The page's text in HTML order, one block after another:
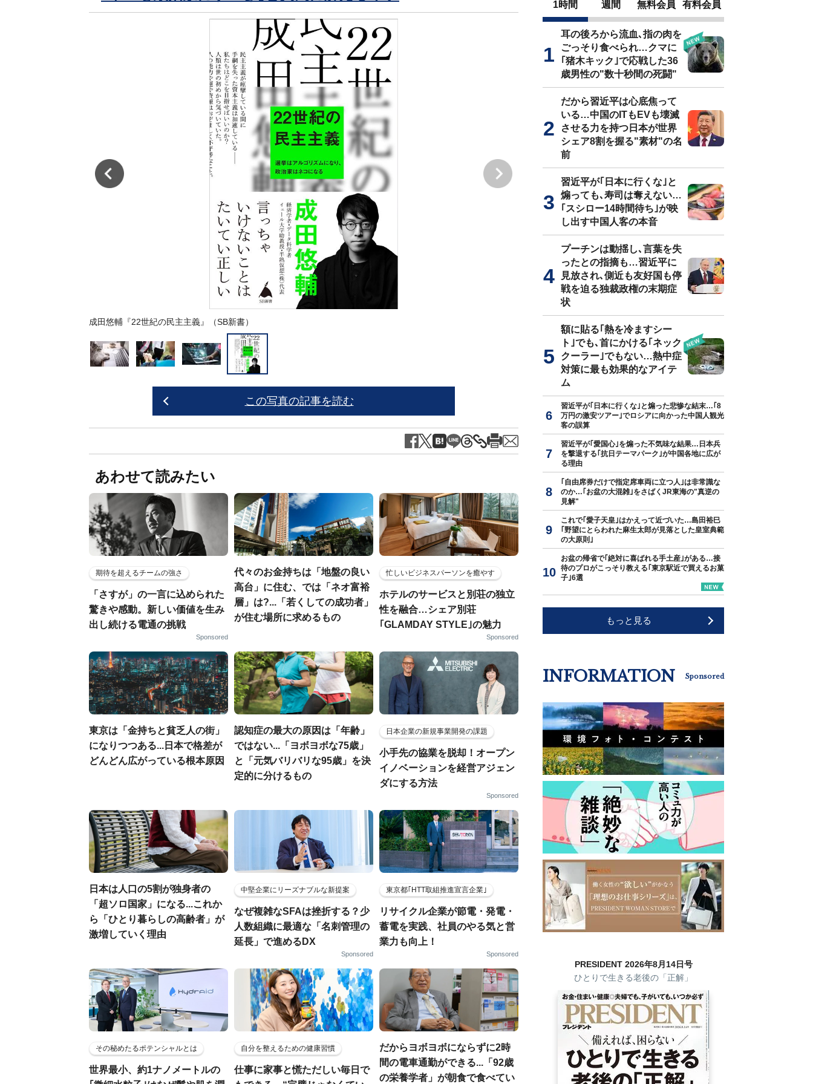
成田悠輔『22世紀の民主主義』（SB新書）
この写真の記事を読む
あわせて読みたい
期待を超えるチームの強さ
「さすが」の一言に込められた
驚きや感動。新しい価値を生み
出し続ける電通の挑戦
Sponsored
代々のお金持ちは「地盤の良い
高台」に住む、では「ネオ富裕
層」は?...「若くしての成功者」
が住む場所に求めるもの
忙しいビジネスパーソンを癒やす
ホテルのサービスと別荘の独立
性を融合…シェア別荘
｢GLAMDAY STYLE｣の魅力
Sponsored
東京は「金持ちと貧乏人の街」
になりつつある...日本で格差が
どんどん広がっている根本原因
認知症の最大の原因は「年齢」
ではない...「ヨボヨボな75歳」
と「元気バリバリな95歳」を決
定的に分けるもの
日本企業の新規事業開発の課題
小手先の協業を脱却！オープン
イノベーションを経営アジェン
ダにする方法
Sponsored
日本は人口の5割が独身者の
「超ソロ国家」になる...これか
ら「ひとり暮らしの高齢者」が
激増していく理由
中堅企業にリーズナブルな新提案
なぜ複雑なSFAは挫折する？少
人数組織に最適な「名刺管理の
延長」で進めるDX
Sponsored
東京都｢HTT取組推進宣言企業｣
リサイクル企業が節電・発電・
蓄電を実践、社員のやる気と営
業力も向上！
Sponsored
その秘めたるポテンシャルとは
世界最小、約1ナノメートルの
自分を整えるための健康習慣
仕事に家事と慌ただしい毎日で
だからヨボヨボにならずに2時
間の電車通勤ができる...「92歳
の栄養学者」が朝食で食べてい
1時間 週間 無料会員 有料会員
耳の後ろから流血､指の肉を
ごっそり食べられ…クマに
｢猪木キック｣で応戦した36
歳男性の"数十秒間の死闘"
だから習近平は心底焦って
いる…中国のITもEVも壊滅
させる力を持つ日本が世界
シェア8割を握る"素材"の名
前
習近平が｢日本に行くな｣と
煽っても､寿司は奪えない…
｢スシロー14時間待ち｣が映
し出す中国人客の本音
プーチンは動揺し､言葉を失
ったとの指摘も…習近平に
見放され､側近も友好国も停
戦を迫る独裁政権の末期症
状
額に貼る｢熱を冷ますシー
ト｣でも､首にかける｢ネック
クーラー｣でもない…熱中症
対策に最も効果的なアイテ
ム
習近平が｢日本に行くな｣と煽った悲惨な結末…｢8
万円の激安ツアー｣でロシアに向かった中国人観光
客の誤算
習近平が｢愛国心｣を煽った不気味な結果…日本兵
を撃退する｢抗日テーマパーク｣が中国各地に広が
る理由
｢自由席券だけで指定席車両に立つ人｣は非常識な
のか…｢お盆の大混雑｣をさばくJR東海の"真逆の
見解"
これで｢愛子天皇｣はかえって近づいた…島田裕巳
｢野望にとらわれた麻生太郎が見落とした皇室典範
の大原則｣
お盆の帰省で｢絶対に喜ばれる手土産｣がある…接
待のプロがこっそり教える｢東京駅近で買えるお菓
子｣6選
もっと見る
INFORMATION Sponsored
PRESIDENT 2026年8月14日号
ひとりで生きる老後の「正解」